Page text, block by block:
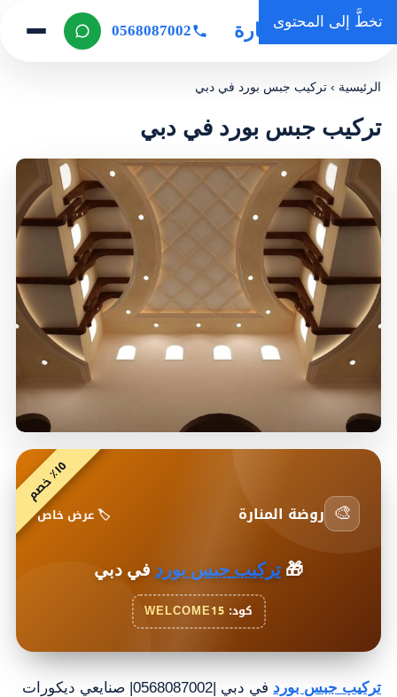
تخطَّ إلى المحتوى
روضة المنارة 0568087002
الرئيسية ›تركيب جبس بورد في دبي
تركيب جبس بورد في دبي
١
٥
٪
خ
ص
م
🎨 روضة المنارة 🏷️ عرض خاص
🎁 تركيب جبس بورد في دبي
كود: WELCOME15
تركيب جبس بورد في دبي |0568087002| صنايعي ديكورات